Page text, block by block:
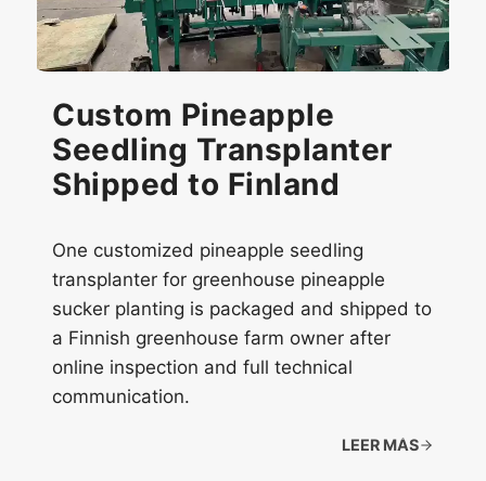
Custom Pineapple
Seedling Transplanter
Shipped to Finland
One customized pineapple seedling
transplanter for greenhouse pineapple
sucker planting is packaged and shipped to
a Finnish greenhouse farm owner after
online inspection and full technical
communication.
LEER MÁS